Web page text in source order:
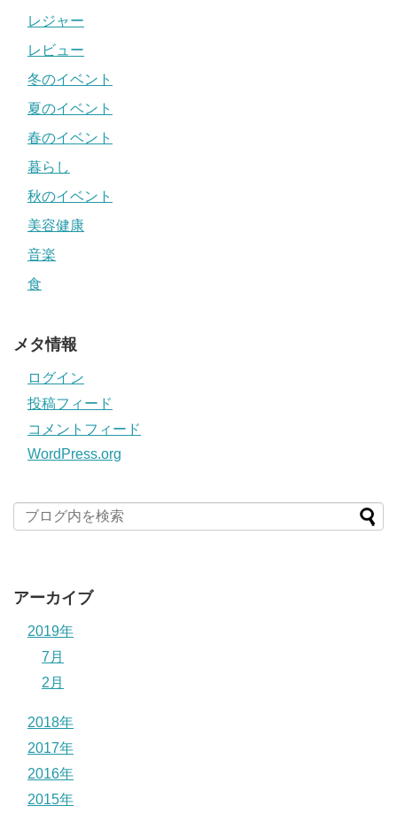
レジャー
レビュー
冬のイベント
夏のイベント
春のイベント
暮らし
秋のイベント
美容健康
音楽
食
メタ情報
ログイン
投稿フィード
コメントフィード
WordPress.org
アーカイブ
2019年
7月
2月
2018年
2017年
2016年
2015年